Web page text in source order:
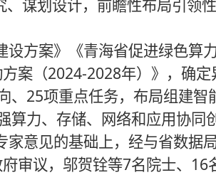
谋划设计，前瞻性布局引领
方案》《青海省促进绿色算
案（2024-2028年）》，确定
25项重点任务，布局组建
力、存储、网络和应用协同
意见的基础上，经与省数据
审议，邬贺铨等7名院士、16